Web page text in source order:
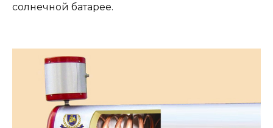
солнечной батарее.